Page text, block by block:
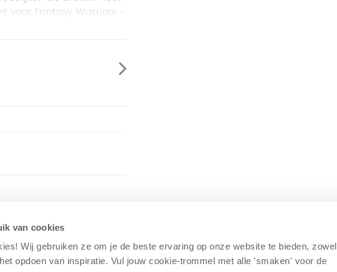
van cookies
Wij gebruiken ze om je de beste ervaring op onze website te bieden, zowel
opdoen van inspiratie. Vul jouw cookie-trommel met alle 'smaken' voor de
voor Fantasy Warriors -